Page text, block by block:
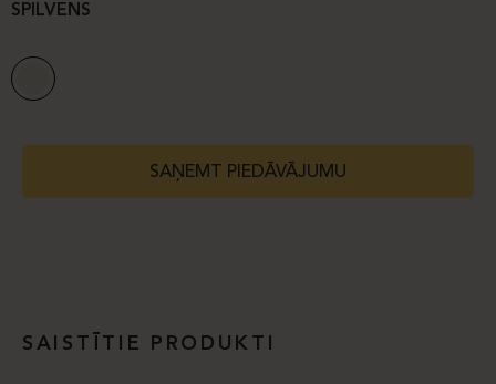
SPILVENS
SAŅEMT PIEDĀVĀJUMU
SAISTĪTIE PRODUKTI